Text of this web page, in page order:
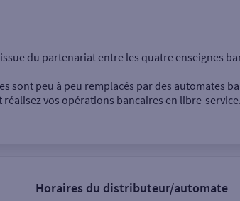
Retrait de monnaie €
du partenariat entre les quatre enseignes
peu à peu remplacés par des automates
vos opérations bancaires en libre-service.
Horaires du distributeur/automate